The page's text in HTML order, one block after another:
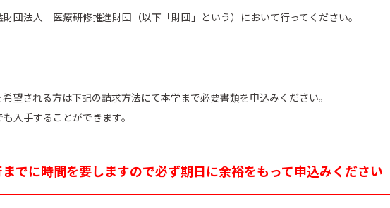
団法人 医療研修推進財団（以下「財団」という）において行ってください。
望される方は下記の請求方法にて本学まで必要書類を申込みください。
入手することができます。
でに時間を要しますので必ず期日に余裕をもって申込みください